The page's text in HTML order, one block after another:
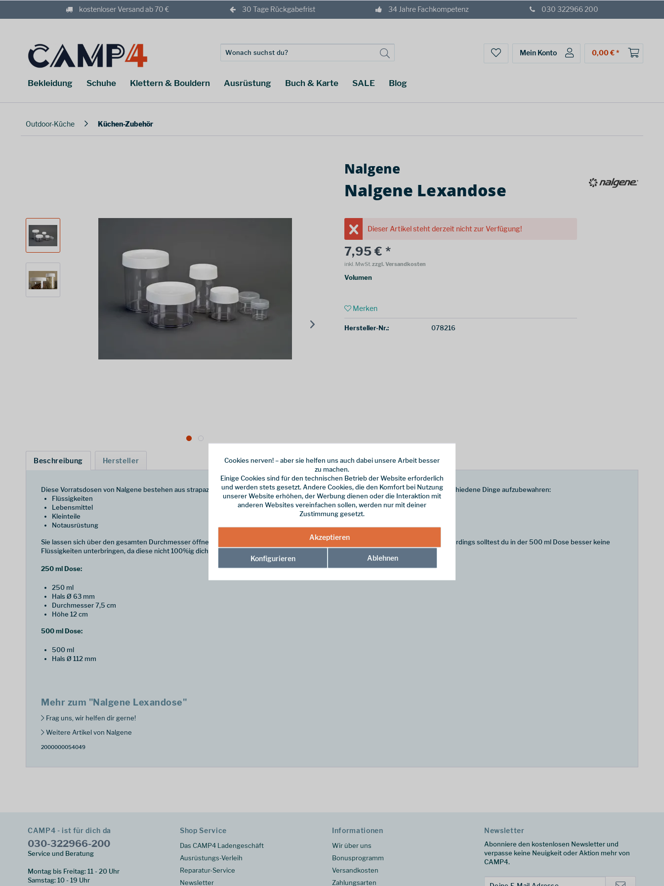
kostenloser Versand ab 70 € 30 Tage Rückgabefrist 34 Jahre Fachkompetenz 030 322966 200
Mein Konto 0,00 € *
Bekleidung Schuhe Klettern & Bouldern Ausrüstung Buch & Karte SALE Blog
Outdoor-Küche Küchen-Zubehör
Nalgene
Nalgene Lexandose
Dieser Artikel steht derzeit nicht zur Verfügung!
7,95 € *
inkl. MwSt.zzgl. Versandkosten
Volumen
Merken
Hersteller-Nr.: 078216
Beschreibung Hersteller
Diese Vorratsdosen von Nalgene bestehen aus strapazierfähigem Polycarbonat und sind universell einsetzbar. Sie eignen sich, um verschiedene Dinge aufzubewahren:
Flüssigkeiten
Lebensmittel
Kleinteile
Notausrüstung
Sie lassen sich über den gesamten Durchmesser öffnen, wodurch sie leicht zu befüllen und gleichzeitig problemlos zu reinigen sind. Allerdings solltest du in der 500 ml Dose besser keine
Flüssigkeiten unterbringen, da diese nicht 100%ig dicht schließt.
250 ml Dose:
250 ml
Hals Ø 63 mm
Durchmesser 7,5 cm
Höhe 12 cm
500 ml Dose:
500 ml
Hals Ø 112 mm
Mehr zum "Nalgene Lexandose"
Frag uns, wir helfen dir gerne!
Weitere Artikel von Nalgene
2000000054049
CAMP4 - ist für dich da
030-322966-200
Service und Beratung
Montag bis Freitag: 11 - 20 Uhr
Samstag: 10 - 19 Uhr
Shop Service
Das CAMP4 Ladengeschäft
Ausrüstungs-Verleih
Reparatur-Service
Newsletter
Informationen
Wir über uns
Bonusprogramm
Versandkosten
Zahlungsarten
Newsletter
Abonniere den kostenlosen Newsletter und
verpasse keine Neuigkeit oder Aktion mehr von
CAMP4.
Cookies nerven! – aber sie helfen uns auch dabei unsere Arbeit besser
zu machen.
Einige Cookies sind für den technischen Betrieb der Website erforderlich
und werden stets gesetzt. Andere Cookies, die den Komfort bei Nutzung
unserer Website erhöhen, der Werbung dienen oder die Interaktion mit
anderen Websites vereinfachen sollen, werden nur mit deiner
Zustimmung gesetzt.
Akzeptieren
Konfigurieren Ablehnen